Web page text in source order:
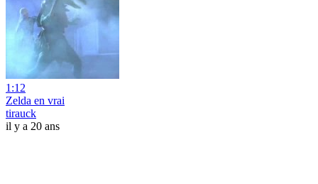
1:12
Zelda en vrai
tirauck
il y a 20 ans